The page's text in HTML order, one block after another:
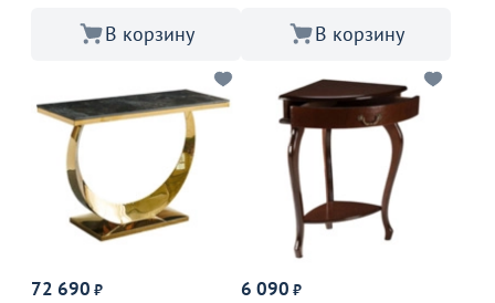
В корзину В корзину
72 690 ₽
6 090 ₽